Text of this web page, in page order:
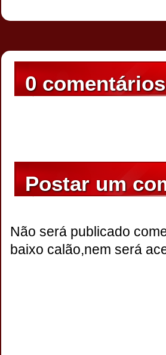
0
Postar um
Não será publicado
baixo calão,nem será